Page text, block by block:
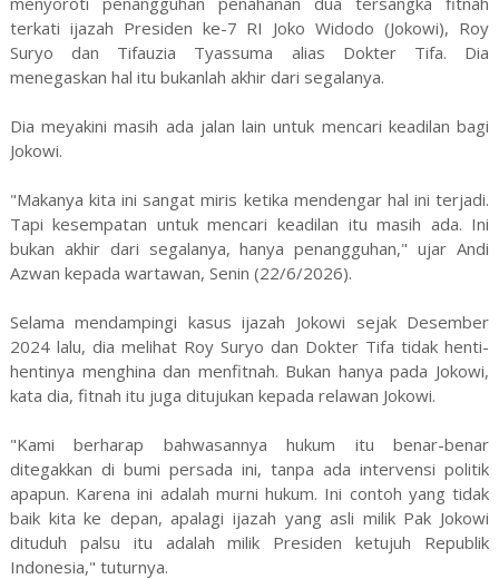
terkati ijazah Presiden ke-7 RI Joko Widodo (Jokowi), Roy
Suryo dan Tifauzia Tyassuma alias Dokter Tifa. Dia
menegaskan hal itu bukanlah akhir dari segalanya.
Dia meyakini masih ada jalan lain untuk mencari keadilan bagi
Jokowi.
"Makanya kita ini sangat miris ketika mendengar hal ini terjadi.
Tapi kesempatan untuk mencari keadilan itu masih ada. Ini
bukan akhir dari segalanya, hanya penangguhan," ujar Andi
Azwan kepada wartawan, Senin (22/6/2026).
Selama mendampingi kasus ijazah Jokowi sejak Desember
2024 lalu, dia melihat Roy Suryo dan Dokter Tifa tidak henti-
hentinya menghina dan menfitnah. Bukan hanya pada Jokowi,
kata dia, fitnah itu juga ditujukan kepada relawan Jokowi.
"Kami berharap bahwasannya hukum itu benar-benar
ditegakkan di bumi persada ini, tanpa ada intervensi politik
apapun. Karena ini adalah murni hukum. Ini contoh yang tidak
baik kita ke depan, apalagi ijazah yang asli milik Pak Jokowi
dituduh palsu itu adalah milik Presiden ketujuh Republik
Indonesia," tuturnya.